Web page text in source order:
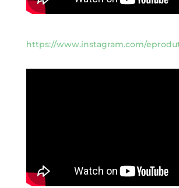
https://www.instagram.com/